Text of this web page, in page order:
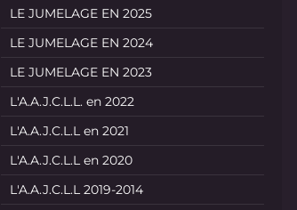
LE JUMELAGE EN 2025
LE JUMELAGE EN 2024
LE JUMELAGE EN 2023
L'A.A.J.C.L.L. en 2022
L'A.A.J.C.L.L en 2021
L'A.A.J.C.L.L en 2020
L'A.A.J.C.L.L 2019-2014